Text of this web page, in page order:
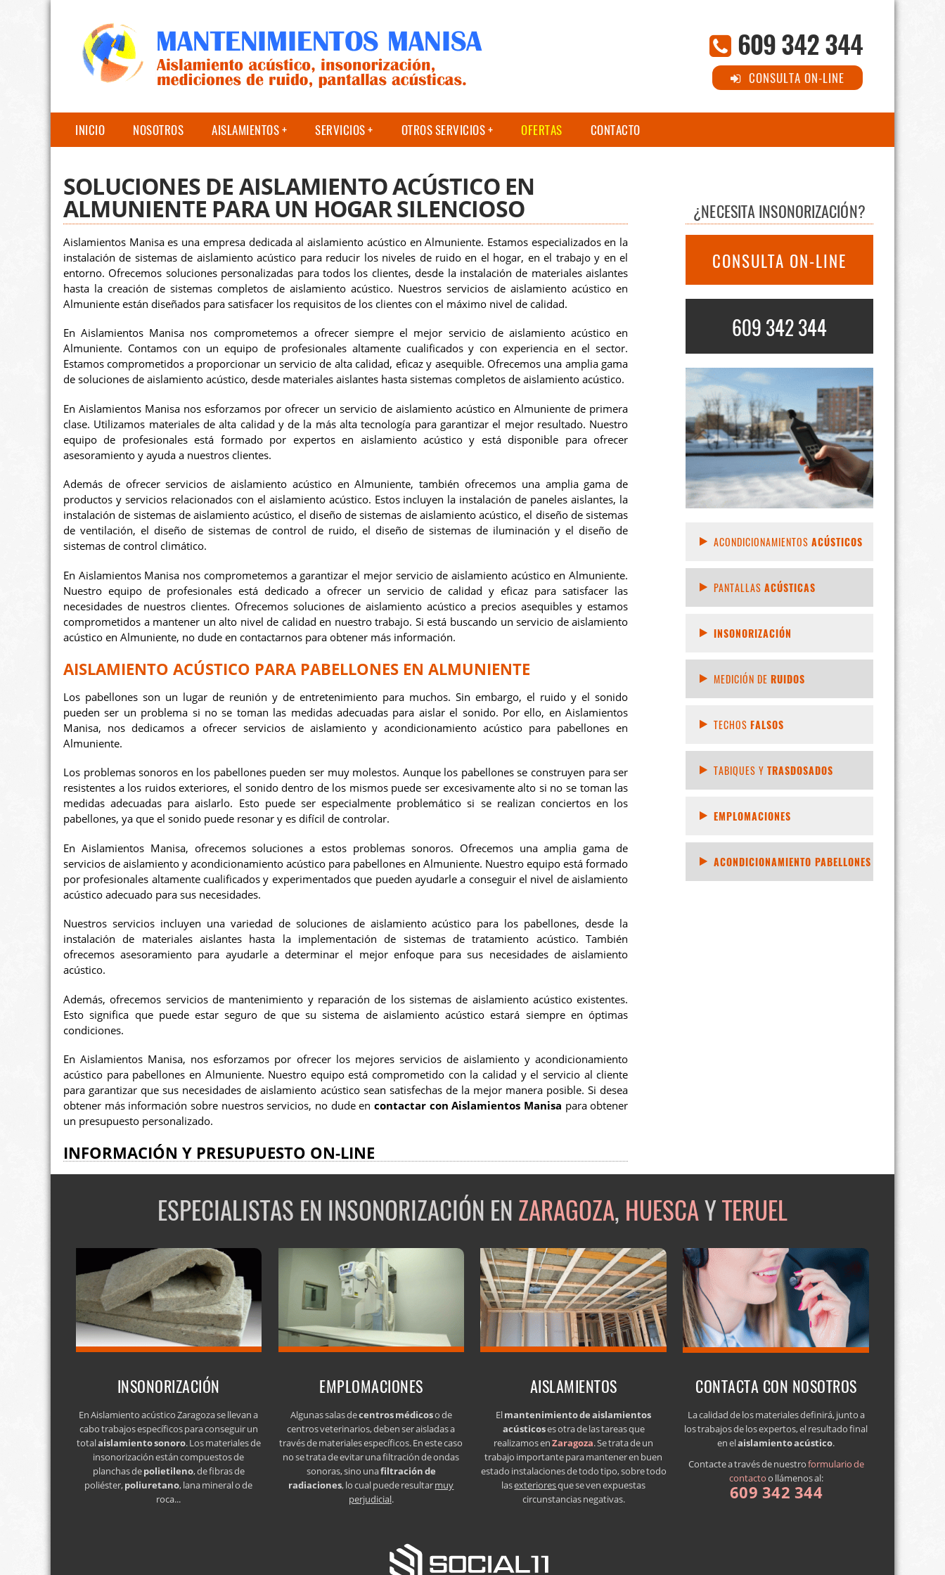
609 342 344
CONSULTA ON-LINE
INICIO NOSOTROS AISLAMIENTOS SERVICIOS OTROS SERVICIOS OFERTAS CONTACTO
SOLUCIONES DE AISLAMIENTO ACÚSTICO EN
ALMUNIENTE PARA UN HOGAR SILENCIOSO
Aislamientos Manisa es una empresa dedicada al aislamiento acústico en Almuniente. Estamos especializados en la
instalación de sistemas de aislamiento acústico para reducir los niveles de ruido en el hogar, en el trabajo y en el
entorno. Ofrecemos soluciones personalizadas para todos los clientes, desde la instalación de materiales aislantes
hasta la creación de sistemas completos de aislamiento acústico. Nuestros servicios de aislamiento acústico en
Almuniente están diseñados para satisfacer los requisitos de los clientes con el máximo nivel de calidad.
En Aislamientos Manisa nos comprometemos a ofrecer siempre el mejor servicio de aislamiento acústico en
Almuniente. Contamos con un equipo de profesionales altamente cualificados y con experiencia en el sector.
Estamos comprometidos a proporcionar un servicio de alta calidad, eficaz y asequible. Ofrecemos una amplia gama
de soluciones de aislamiento acústico, desde materiales aislantes hasta sistemas completos de aislamiento acústico.
En Aislamientos Manisa nos esforzamos por ofrecer un servicio de aislamiento acústico en Almuniente de primera
clase. Utilizamos materiales de alta calidad y de la más alta tecnología para garantizar el mejor resultado. Nuestro
equipo de profesionales está formado por expertos en aislamiento acústico y está disponible para ofrecer
asesoramiento y ayuda a nuestros clientes.
Además de ofrecer servicios de aislamiento acústico en Almuniente, también ofrecemos una amplia gama de
productos y servicios relacionados con el aislamiento acústico. Estos incluyen la instalación de paneles aislantes, la
instalación de sistemas de aislamiento acústico, el diseño de sistemas de aislamiento acústico, el diseño de sistemas
de ventilación, el diseño de sistemas de control de ruido, el diseño de sistemas de iluminación y el diseño de
sistemas de control climático.
En Aislamientos Manisa nos comprometemos a garantizar el mejor servicio de aislamiento acústico en Almuniente.
Nuestro equipo de profesionales está dedicado a ofrecer un servicio de calidad y eficaz para satisfacer las
necesidades de nuestros clientes. Ofrecemos soluciones de aislamiento acústico a precios asequibles y estamos
comprometidos a mantener un alto nivel de calidad en nuestro trabajo. Si está buscando un servicio de aislamiento
acústico en Almuniente, no dude en contactarnos para obtener más información.
AISLAMIENTO ACÚSTICO PARA PABELLONES EN ALMUNIENTE
Los pabellones son un lugar de reunión y de entretenimiento para muchos. Sin embargo, el ruido y el sonido
pueden ser un problema si no se toman las medidas adecuadas para aislar el sonido. Por ello, en Aislamientos
Manisa, nos dedicamos a ofrecer servicios de aislamiento y acondicionamiento acústico para pabellones en
Almuniente.
Los problemas sonoros en los pabellones pueden ser muy molestos. Aunque los pabellones se construyen para ser
resistentes a los ruidos exteriores, el sonido dentro de los mismos puede ser excesivamente alto si no se toman las
medidas adecuadas para aislarlo. Esto puede ser especialmente problemático si se realizan conciertos en los
pabellones, ya que el sonido puede resonar y es difícil de controlar.
En Aislamientos Manisa, ofrecemos soluciones a estos problemas sonoros. Ofrecemos una amplia gama de
servicios de aislamiento y acondicionamiento acústico para pabellones en Almuniente. Nuestro equipo está formado
por profesionales altamente cualificados y experimentados que pueden ayudarle a conseguir el nivel de aislamiento
acústico adecuado para sus necesidades.
Nuestros servicios incluyen una variedad de soluciones de aislamiento acústico para los pabellones, desde la
instalación de materiales aislantes hasta la implementación de sistemas de tratamiento acústico. También
ofrecemos asesoramiento para ayudarle a determinar el mejor enfoque para sus necesidades de aislamiento
acústico.
Además, ofrecemos servicios de mantenimiento y reparación de los sistemas de aislamiento acústico existentes.
Esto significa que puede estar seguro de que su sistema de aislamiento acústico estará siempre en óptimas
condiciones.
En Aislamientos Manisa, nos esforzamos por ofrecer los mejores servicios de aislamiento y acondicionamiento
acústico para pabellones en Almuniente. Nuestro equipo está comprometido con la calidad y el servicio al cliente
para garantizar que sus necesidades de aislamiento acústico sean satisfechas de la mejor manera posible. Si desea
obtener más información sobre nuestros servicios, no dude en contactar con Aislamientos Manisa para obtener
un presupuesto personalizado.
INFORMACIÓN Y PRESUPUESTO ON-LINE
¿NECESITA INSONORIZACIÓN?
CONSULTA ON-LINE
609 342 344
ACONDICIONAMIENTOS ACÚSTICOS
PANTALLAS ACÚSTICAS
INSONORIZACIÓN
MEDICIÓN DE RUIDOS
TECHOS FALSOS
TABIQUES Y TRASDOSADOS
EMPLOMACIONES
ACONDICIONAMIENTO PABELLONES
ESPECIALISTAS EN INSONORIZACIÓN ENZARAGOZA, HUESCAYTERUEL
INSONORIZACIÓN
En Aislamiento acústico Zaragoza se llevan a
cabo trabajos específicos para conseguir un
totalaislamiento sonoro. Los materiales de
insonorización están compuestos de
planchas depolietileno, de fibras de
poliéster,poliuretano, lana mineral o de
roca...
EMPLOMACIONES
Algunas salas decentros médicoso de
centros veterinarios, deben ser aisladas a
través de materiales específicos. En este caso
no se trata de evitar una filtración de ondas
sonoras, sino unafiltración de
radiaciones, lo cual puede resultarmuy
perjudicial.
AISLAMIENTOS
Elmantenimiento de aislamientos
acústicoses otra de las tareas que
realizamos enZaragoza. Se trata de un
trabajo importante para mantener en buen
estado instalaciones de todo tipo, sobre todo
lasexterioresque se ven expuestas
circunstancias negativas.
CONTACTA CON NOSOTROS
La calidad de los materiales definirá, junto a
los trabajos de los expertos, el resultado final
en elaislamiento acústico.
Contacte a través de nuestroformulario de
contactoo llámenos al:
609 342 344